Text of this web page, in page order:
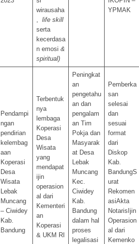
wirausaha
, life skill
serta
kecerdasa
n emosi &
spiritual)
YPMAK
Pendampi
ngan
pendirian
kelembag
aan
Koperasi
Desa
Wisata
Lebak
Muncang
– Ciwidey
Kab.
Bandung
Terbentuk
nya
lembaga
Koperasi
Desa
Wisata
yang
mendapat
ijin
operasion
al dari
Kementeri
an
Koperasi
& UKM RI
Peningkat
an
pengetahu
an dan
pengalam
an Tim
Pokja dan
Masyarak
at Desa
Lebak
Muncang
Kec.
Ciwidey
Kab.
Bandung
dalam hal
proses
legalisasi
Pemberka
san
selesai
dan
sesuai
format
dari
Diskop
Kab.
BandungS
urat
Rekomen
asiAkta
NotarisIjin
Operasion
al dari
Kemenko